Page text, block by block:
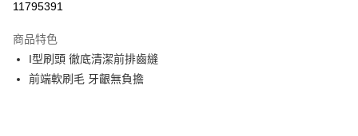
Google Pay
全盈+PAY
11795391
商品特色
I型刷頭 徹底清潔前排齒縫
前端軟刷毛 牙齦無負擔